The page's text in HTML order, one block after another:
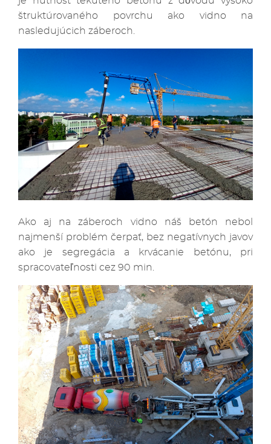
štruktúrovaného povrchu ako vidno na
nasledujúcich záberoch.
Ako aj na záberoch vidno náš betón nebol
najmenší problém čerpať, bez negatívnych javov
ako je segregácia a krvácanie betónu, pri
spracovateľnosti cez 90 min.